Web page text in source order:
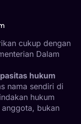
cukup dengan
Dalam
hukum
nama sendiri di
hukum
bukan